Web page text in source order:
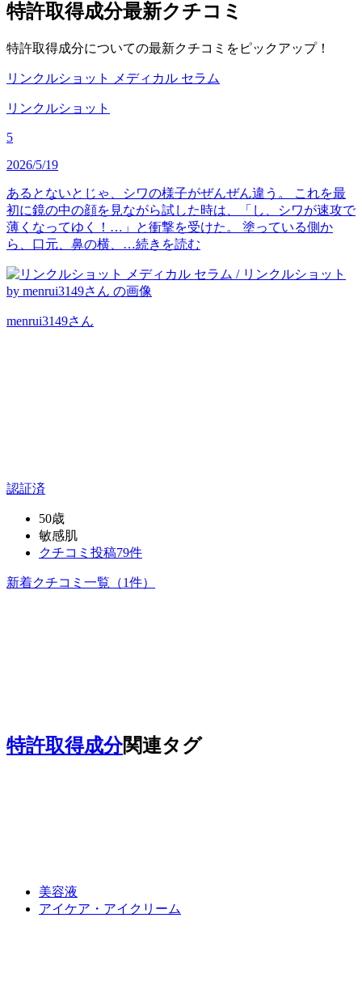
特許取得成分最新クチコミ
特許取得成分についての最新クチコミをピックアップ！
リンクルショット メディカル セラム
リンクルショット
5
2026/5/19
あるとないとじゃ、シワの様子がぜんぜん違う。 これを最
初に鏡の中の顔を見ながら試した時は、「し、シワが速攻で
薄くなってゆく！…」と衝撃を受けた。 塗っている側か
ら、口元、鼻の横、…続きを読む
menrui3149さん
認証済
50歳
敏感肌
クチコミ投稿79件
新着クチコミ一覧 （1件）
特許取得成分関連タグ
美容液
アイケア・アイクリーム